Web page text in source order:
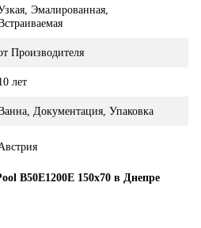
Эмалированная,
Производителя
лет
Документация, Упаковка
B50E1200E 150x70 в Днепре